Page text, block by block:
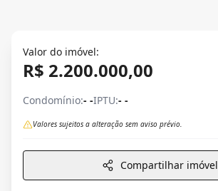
Valor do imóvel:
R$ 2.200.000,00
Condomínio:- -IPTU:- -
Valores sujeitos a alteração sem aviso prévio.
Compartilhar imóvel